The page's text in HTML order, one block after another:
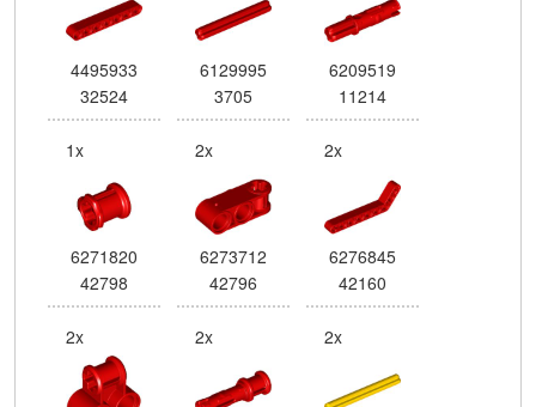
4495933
32524
6129995
3705
6209519
11214
1x
6271820
42798
2x
6273712
42796
2x
6276845
42160
2x 2x 2x